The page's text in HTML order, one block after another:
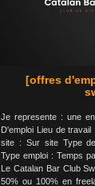
[offres
Je represente : une
D'emploi Lieu de
site : Sur site Type
Type emploi : Temps
Le Catalan Bar Club
50% ou 100% en